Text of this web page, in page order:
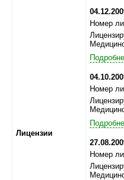
Лицензии
Номер
Номер
Номер